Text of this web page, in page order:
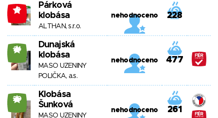
-8
Párková
klobása
ALTHAN, s.r.o.
nehodnoceno 228
24
Dunajská
klobása
MASO UZENINY
POLIČKA, a.s.
nehodnoceno 477
20
Klobása
Šunková
MASO UZENINY
nehodnoceno 261